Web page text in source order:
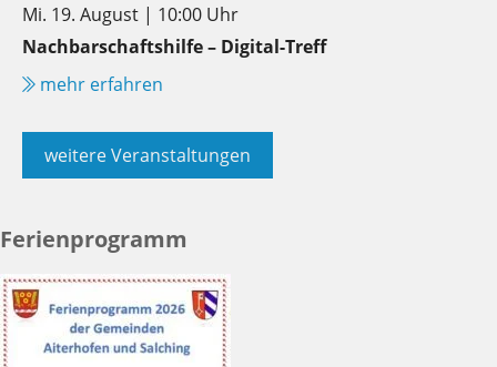
Mi. 19. August | 10:00 Uhr
Nachbarschaftshilfe – Digital-Treff
mehr erfahren
weitere Veranstaltungen
Ferienprogramm